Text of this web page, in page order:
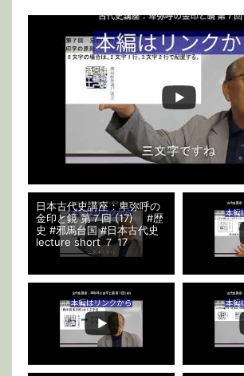
日本古代史講座：卑弥呼の
金印と鏡 第７回 (17) #歴
史 #邪馬台国 #日本古代史
lecture short ７ 17